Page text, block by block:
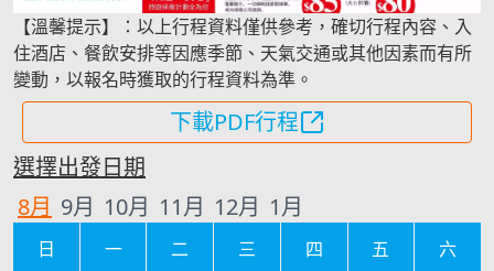
【溫馨提示】：以上行程資料僅供參考，確切行程內容、入
住酒店、餐飲安排等因應季節、天氣交通或其他因素而有所
變動，以報名時獲取的行程資料為準。
下載PDF行程
選擇出發日期
8月 9月 10月 11月 12月 1月
日 一 二 三 四 五
六